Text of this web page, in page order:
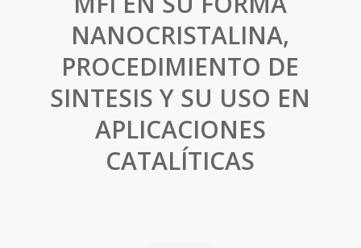
NANOCRISTALINA,
PROCEDIMIENTO DE
SINTESIS Y SU USO EN
APLICACIONES
CATALÍTICAS